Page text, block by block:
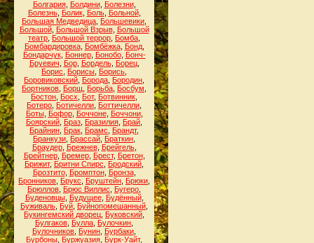
Болгария, Болдини, Болезни,
Болезнь, Болик, Боль, Больной,
Большая Медведица Большевики
Большой, Большой Взрыв, Большой
театр Большой террор Бомба
Бомбардировка, Бомбёжка, Бонд,
Бондарчук, Боннер, Бонобо, Бонч-
Бруевич
Бор, Бордель, Борец,
Борис
Борисы Борись
Боровиковский Борода Бородин
Бортников Борщ Борьба Босбум
Бостон Босх Бот, Ботвинник
Ботеро Ботичелли Боттичелли
Боты, Бофор, Боччоне, Боччони,
Боярский Браз Бразилия Брай
Брайнин Брак Брамс Брандт,
Бранкузи Брассай Браткин
Браудер, Брежнев, Брейгель,
Брейтнер, Бремер, Брест, Бретон,
Брижит, Бритни Спирс Бродский
Брозтито, Бромптон, Бронза,
Бронников Брукс Бруштейн Брюки
Брюллов Брюс Виллис Бугеро
Буденовцы, Будущее, Будённый,
Буживаль Буй Буйнопомешанный
Букингемский дворец Буковский
Булгаков Булла Булочкин
Булочников Бунин Бурбаки
Бурбоны Буржуазия Бурк-Уайт,